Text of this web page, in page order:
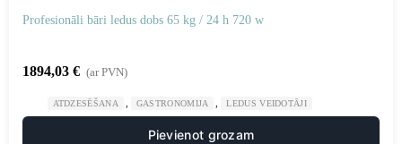
Profesionāli bāri ledus dobs 65 kg / 24 h 720 w
1894,03 € (ar PVN)
ATDZESĒŠANA GASTRONOMIJA LEDUS VEIDOTĀJI
Pievienot grozam